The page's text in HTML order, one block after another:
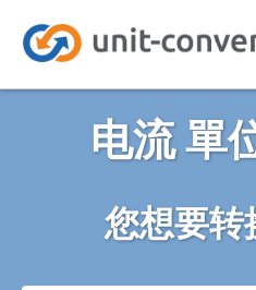
电流 單
您想要转